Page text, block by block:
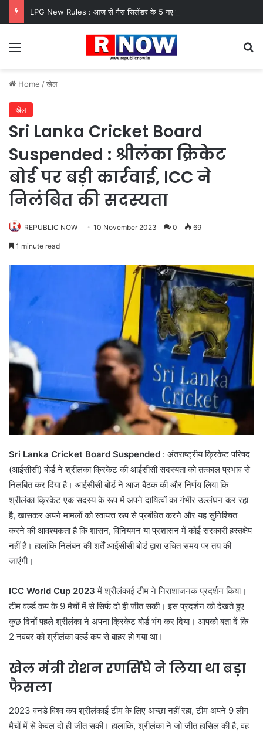
Menu
Home /खेल
खेल
Sri Lanka Cricket Board
Suspended : श्रीलंका क्रिकेट
बोर्ड पर बड़ी कार्रवाई, ICC ने
निलंबित की सदस्यता
REPUBLIC NOW 10 November 2023 0 69
1 minute read
Sri Lanka Cricket Board Suspended : अंतराष्ट्रीय क्रिकेट परिषद
(आईसीसी) बोर्ड ने श्रीलंका क्रिकेट की आईसीसी सदस्यता को तत्काल प्रभाव से
निलंबित कर दिया है। आईसीसी बोर्ड ने आज बैठक की और निर्णय लिया कि
श्रीलंका क्रिकेट एक सदस्य के रूप में अपने दायित्वों का गंभीर उल्लंघन कर रहा
है, खासकर अपने मामलों को स्वायत्त रूप से प्रबंधित करने और यह सुनिश्चित
करने की आवश्यकता है कि शासन, विनियमन या प्रशासन में कोई सरकारी हस्तक्षेप
नहीं है। हालांकि निलंबन की शर्तें आईसीसी बोर्ड द्वारा उचित समय पर तय की
जाएंगी।
ICC World Cup 2023 में श्रीलंकाई टीम ने निराशाजनक प्रदर्शन किया।
टीम वर्ल्ड कप के 9 मैचों में से सिर्फ दो ही जीत सकी। इस प्रदर्शन को देखते हुए
कुछ दिनों पहले श्रीलंका ने अपना क्रिकेट बोर्ड भंग कर दिया। आपको बता दें कि
2 नवंबर को श्रीलंका वर्ल्ड कप से बाहर हो गया था।
खेल मंत्री रोशन रणसिंघे ने लिया था बड़ा
फैसला
2023 वनडे विश्व कप श्रीलंकाई टीम के लिए अच्छा नहीं रहा, टीम अपने 9 लीग
मैचों में से केवल दो ही जीत सकी। हालांकि, श्रीलंका ने जो जीत हासिल की है, वह